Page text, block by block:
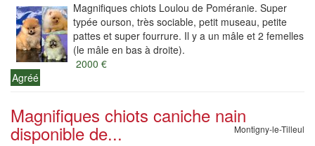
Magnifiques chiots Loulou de Poméranie. Super
typée ourson, très sociable, petit museau, petite
pattes et super fourrure. Il y a un mâle et 2 femelles
(le mâle en bas à droite).
2000 €
Agréé
Magnifiques chiots caniche nain
disponible de... Montigny-le-Tilleul